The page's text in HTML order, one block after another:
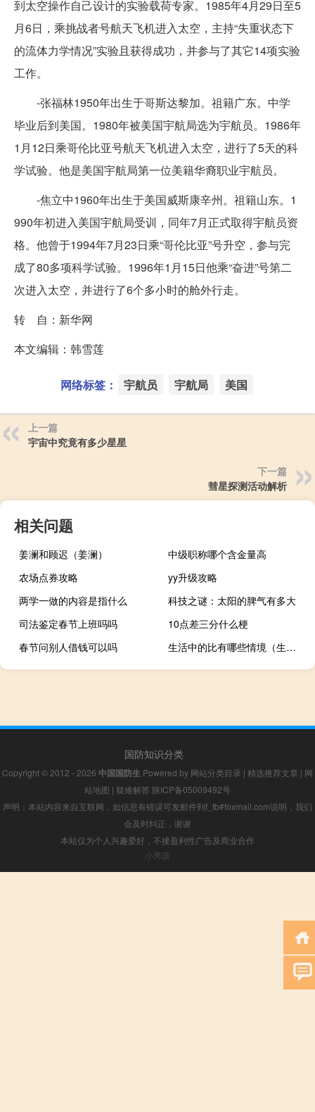
到太空操作自己设计的实验载荷专家。1985年4月29日至5
月6日，乘挑战者号航天飞机进入太空，主持“失重状态下
的流体力学情况”实验且获得成功，并参与了其它14项实验
工作。
-张福林1950年出生于哥斯达黎加。祖籍广东。中学
毕业后到美国。1980年被美国宇航局选为宇航员。1986年
1月12日乘哥伦比亚号航天飞机进入太空，进行了5天的科
学试验。他是美国宇航局第一位美籍华裔职业宇航员。
-焦立中1960年出生于美国威斯康辛州。祖籍山东。1
990年初进入美国宇航局受训，同年7月正式取得宇航员资
格。他曾于1994年7月23日乘“哥伦比亚”号升空，参与完
成了80多项科学试验。1996年1月15日他乘“奋进”号第二
次进入太空，并进行了6个多小时的舱外行走。
转 自：新华网
本文编辑：韩雪莲
网络标签： 宇航员 宇航局 美国
上一篇
宇宙中究竟有多少星星
下一篇
彗星探测活动解析
相关问题
姜澜和顾迟（姜澜）
中级职称哪个含金量高
农场点券攻略
yy升级攻略
两学一做的内容是指什么
科技之谜：太阳的脾气有多大
司法鉴定春节上班吗吗
10点差三分什么梗
春节问别人借钱可以吗
生活中的比有哪些情境（生活中的比有哪些）
国防知识分类
Copyright © 2012 - 2026 中国国防生 Powered by 网站分类目录 | 精选推荐文章 | 网
站地图 | 疑难解答 陕ICP备05009492号
声明：本站内容来自互联网，如信息有错误可发邮件到f_fb#foxmail.com说明，我们
会及时纠正，谢谢
本站仅为个人兴趣爱好，不接盈利性广告及商业合作
小男孩